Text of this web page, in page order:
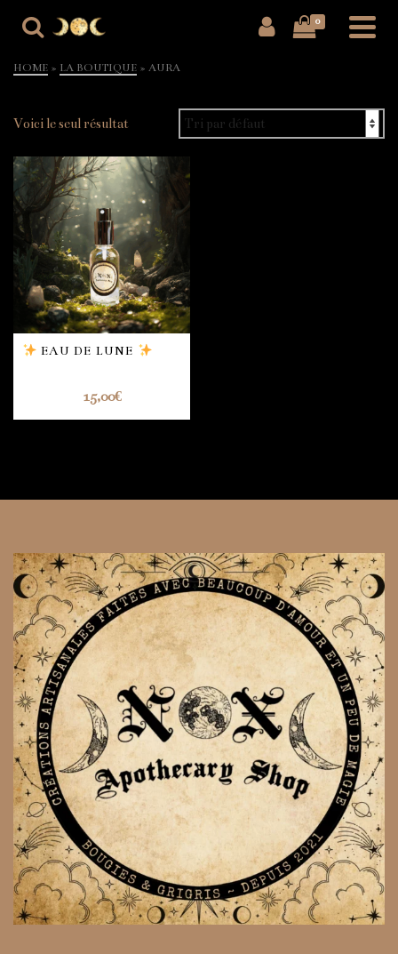
0
HOME » LA BOUTIQUE » AURA
Voici le seul résultat
EAU DE LUNE
15,00€